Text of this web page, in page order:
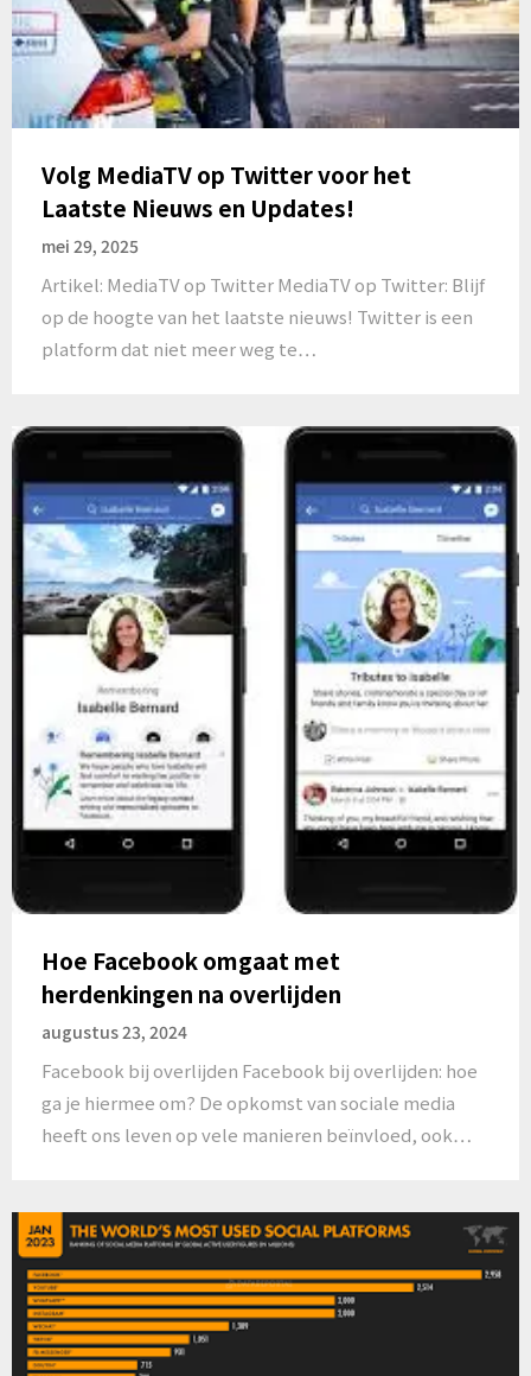
Volg MediaTV op Twitter voor het
Laatste Nieuws en Updates!
mei 29, 2025
Artikel: MediaTV op Twitter MediaTV op Twitter: Blijf
op de hoogte van het laatste nieuws! Twitter is een
platform dat niet meer weg te…
Hoe Facebook omgaat met
herdenkingen na overlijden
augustus 23, 2024
Facebook bij overlijden Facebook bij overlijden: hoe
ga je hiermee om? De opkomst van sociale media
heeft ons leven op vele manieren beïnvloed, ook…